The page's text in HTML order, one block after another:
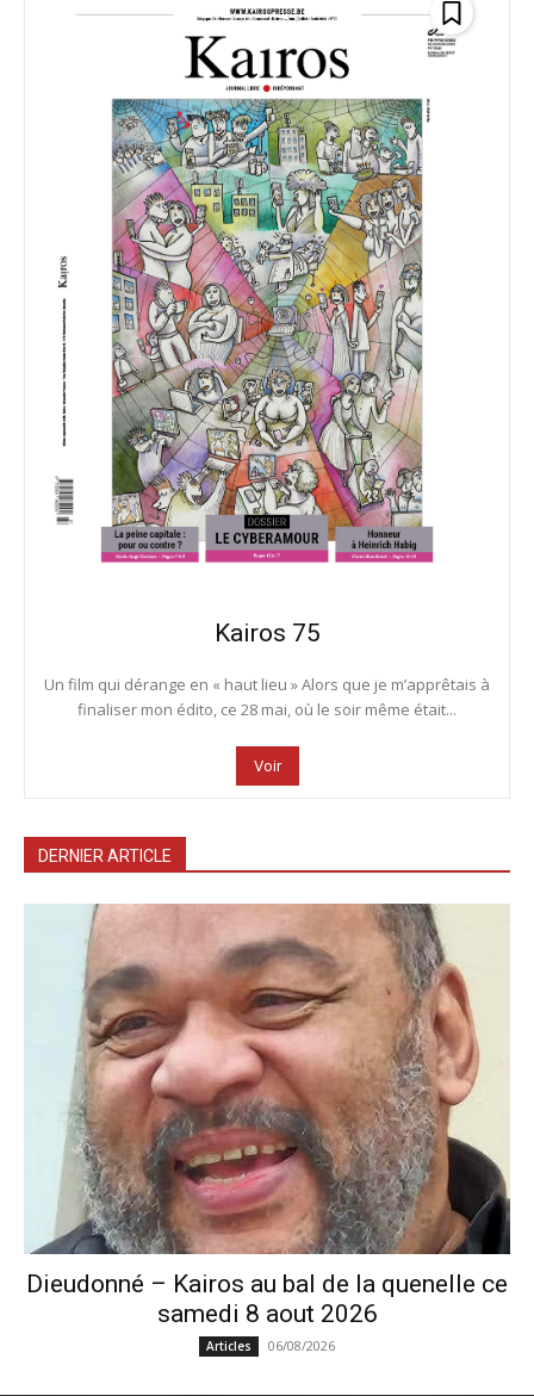
Kairos 75
Un film qui dérange en « haut lieu » Alors que je m’apprêtais à
finaliser mon édito, ce 28 mai, où le soir même était...
Voir
DERNIER ARTICLE
Dieudonné – Kairos au bal de la quenelle ce
samedi 8 aout 2026
Articles 06/08/2026